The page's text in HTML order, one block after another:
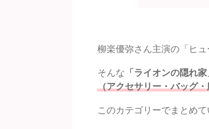
柳楽優弥さん主演の「ヒ
そんな 「ライオンの隠れ
（アクセサリー・バッグ
このカテゴリーでまとめて